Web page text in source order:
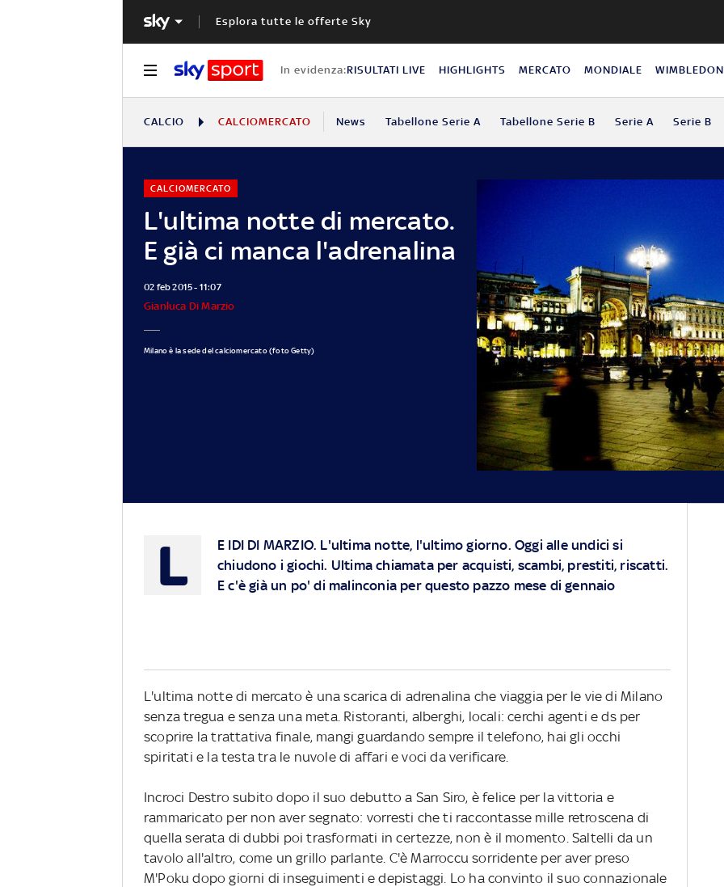
Esplora tutte le offerte Sky
In evidenza:RISULTATI LIVE HIGHLIGHTS MERCATO MONDIALE WIMBLEDON
CALCIO CALCIOMERCATO News Tabellone Serie A Tabellone Serie B Serie A Serie B
L'ultima notte di mercato.
E già ci manca l'adrenalina
CALCIOMERCATO
02 feb 2015 - 11:07
Gianluca Di Marzio
Milano è la sede del calciomercato (foto Getty)
L E IDI DI MARZIO. L'ultima notte, l'ultimo giorno. Oggi alle undici si
chiudono i giochi. Ultima chiamata per acquisti, scambi, prestiti, riscatti.
E c'è già un po' di malinconia per questo pazzo mese di gennaio
L'ultima notte di mercato è una scarica di adrenalina che viaggia per le vie di Milano
senza tregua e senza una meta. Ristoranti, alberghi, locali: cerchi agenti e ds per
scoprire la trattativa finale, mangi guardando sempre il telefono, hai gli occhi
spiritati e la testa tra le nuvole di affari e voci da verificare.
Incroci Destro subito dopo il suo debutto a San Siro, è felice per la vittoria e
rammaricato per non aver segnato: vorresti che ti raccontasse mille retroscena di
quella serata di dubbi poi trasformati in certezze, non è il momento. Saltelli da un
tavolo all'altro, come un grillo parlante. C'è Marroccu sorridente per aver preso
M'Poku dopo giorni di inseguimenti e depistaggi. Lo ha convinto il suo connazionale